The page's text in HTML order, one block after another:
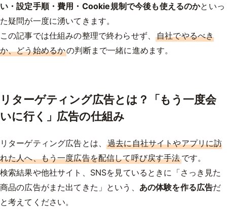
い・設定手順・費用・Cookie規制で今後も使えるのかといっ
た疑問が一度に湧いてきます。
この記事では仕組みの整理で終わらせず、自社でやるべき
か、どう始めるかの判断まで一緒に進めます。
リターゲティング広告とは？「もう一度会
いに行く」広告の仕組み
リターゲティング広告とは、過去に自社サイトやアプリに訪
れた人へ、もう一度広告を配信して呼び戻す手法です。
検索結果や他社サイト、SNSを見ているときに「さっき見た
商品の広告がまた出てきた」という、 あの体験を作る広告だ
と考えてください。